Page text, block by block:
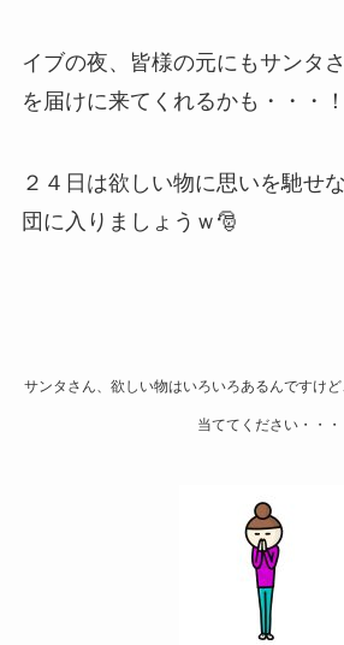
イブの夜、皆様の元にもサンタ
を届けに来てくれるかも・・・！
２４日は欲しい物に思いを馳せ
団に入りましょうｗ🎅
サンタさん、欲しい物はいろいろあるんですけ
当ててください・・・